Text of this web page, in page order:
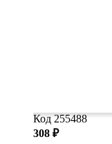
Код 255488
308 ₽